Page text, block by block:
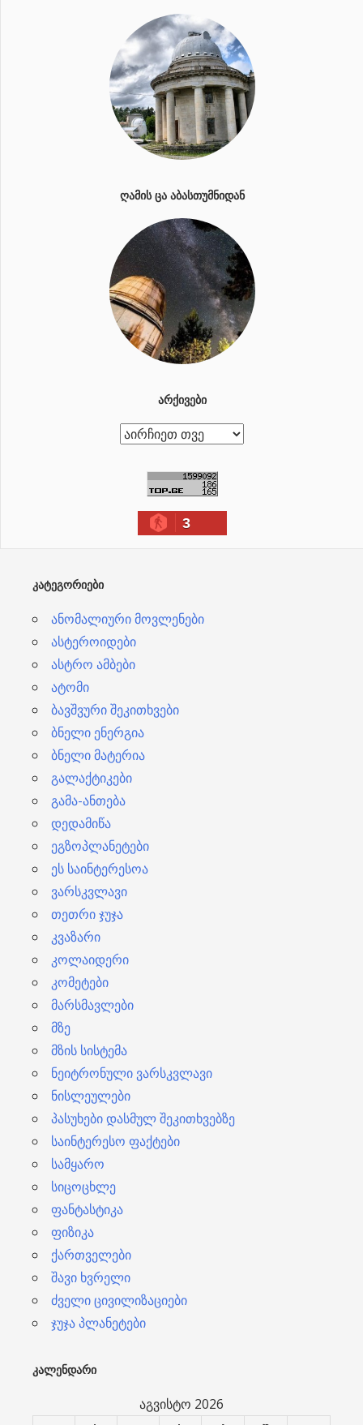
ᲦᲐᲛᲘᲡ ᲪᲐ ᲐᲑᲐᲡᲗᲣᲛᲜᲘᲓᲐᲜ
ᲐᲠᲥᲘᲕᲔᲑᲘ
ა
3
ᲙᲐᲢᲔᲒᲝᲠᲘᲔᲑᲘ
ანომალიური მოვლენები
ასტეროიდები
ასტრო ამბები
ატომი
ბავშვური შეკითხვები
ბნელი ენერგია
ბნელი მატერია
გალაქტიკები
გამა-ანთება
დედამიწა
ეგზოპლანეტები
ეს საინტერესოა
ვარსკვლავი
თეთრი ჯუჯა
კვაზარი
კოლაიდერი
კომეტები
მარსმავლები
მზე
მზის სისტემა
ნეიტრონული ვარსკვლავი
ნისლეულები
პასუხები დასმულ შეკითხვებზე
საინტერესო ფაქტები
სამყარო
სიცოცხლე
ფანტასტიკა
ფიზიკა
ქართველები
შავი ხვრელი
ძველი ცივილიზაციები
ჯუჯა პლანეტები
ᲙᲐᲚᲔᲜᲓᲐᲠᲘ
აგვისტო 2026